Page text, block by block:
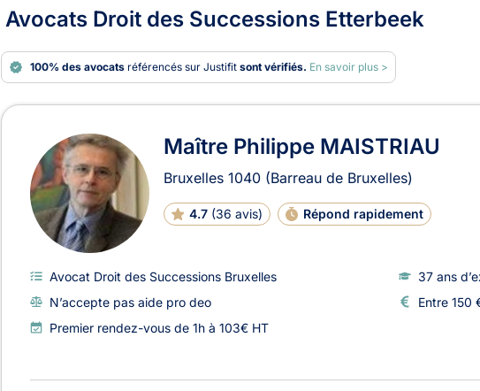
Avocats Droit des Successions Etterbeek
100% des avocats référencés sur Justifit sont vérifiés. En savoir plus >
Avocats en Droit des Successions
Maître Philippe MAISTRIAU
Bruxelles 1040 (Barreau de Bruxelles)
4.7 (36 avis) Répond rapidement
Avocat Droit des Successions Bruxelles
37 ans
N’accepte pas aide pro deo
Entre 150
Premier rendez-vous de 1h à 103€ HT